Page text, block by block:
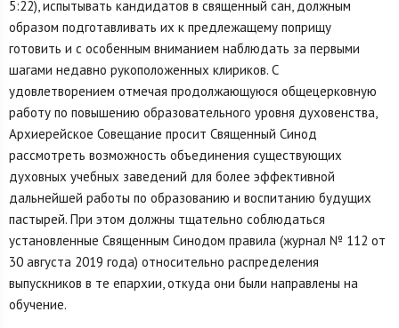
5:22), испытывать кандидатов в священный сан, должным
образом подготавливать их к предлежащему поприщу
готовить и с особенным вниманием наблюдать за первыми
шагами недавно рукоположенных клириков. С
удовлетворением отмечая продолжающуюся общецерковную
работу по повышению образовательного уровня духовенства,
Архиерейское Совещание просит Священный Синод
рассмотреть возможность объединения существующих
духовных учебных заведений для более эффективной
дальнейшей работы по образованию и воспитанию будущих
пастырей. При этом должны тщательно соблюдаться
установленные Священным Синодом правила (журнал № 112 от
30 августа 2019 года) относительно распределения
выпускников в те епархии, откуда они были направлены на
обучение.